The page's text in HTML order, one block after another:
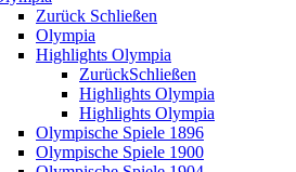
Zurück Schließen
Olympia
Highlights Olympia
ZurückSchließen
Highlights Olympia
Highlights Olympia
Olympische Spiele 1896
Olympische Spiele 1900